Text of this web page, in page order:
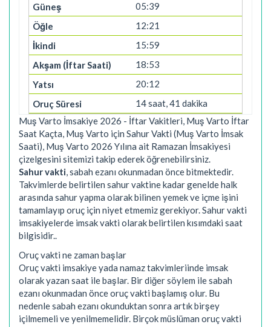
05:39
12:21
15:59
18:53
20:12
14 saat, 41 dakika
Muş Varto İmsakiye 2026 - İftar Vakitleri, Muş Varto İftar
Saat Kaçta, Muş Varto için Sahur Vakti (Muş Varto İmsak
Saati), Muş Varto 2026 Yılına ait Ramazan İmsakiyesi
çizelgesini sitemizi takip ederek öğrenebilirsiniz.
Sahur vakti, sabah ezanı okunmadan önce bitmektedir.
Takvimlerde belirtilen sahur vaktine kadar genelde halk
arasında sahur yapma olarak bilinen yemek ve içme işini
tamamlayıp oruç için niyet etmemiz gerekiyor. Sahur vakti
imsakiyelerde imsak vakti olarak belirtilen kısımdaki saat
bilgisidir..
Oruç vakti ne zaman başlar
Oruç vakti imsakiye yada namaz takvimleriinde imsak
olarak yazan saat ile başlar. Bir diğer söylem ile sabah
ezanı okunmadan önce oruç vakti başlamış olur. Bu
nedenle sabah ezanı okunduktan sonra artık birşey
içilmemeli ve yenilmemelidir. Birçok müslüman oruç vakti